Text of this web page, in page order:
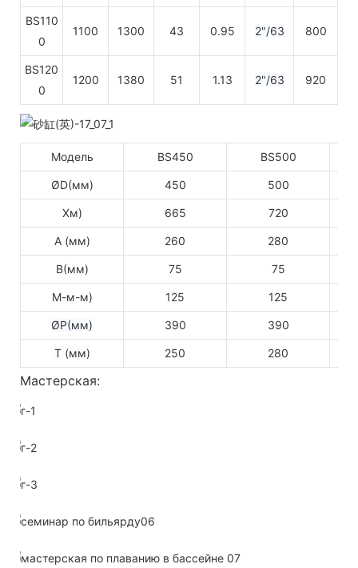
BS110
0
1100 1300 43 0.95 2"/63 800
BS120
0
1200 1380 51 1.13 2"/63 920
Модель BS450 BS500
ØD(мм) 450 500
Хм) 665 720
А (мм) 260 280
B(мм) 75 75
М-м-м) 125 125
ØP(мм) 390 390
Т (мм) 250 280
Мастерская: